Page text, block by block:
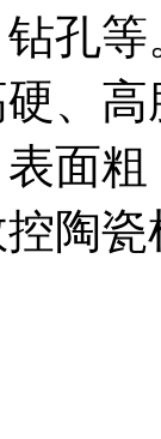
孔
、
面
陶